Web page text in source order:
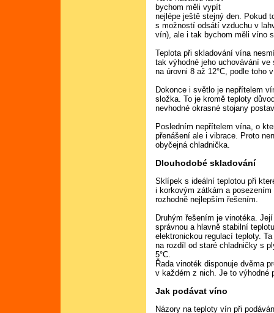
bychom měli vypít
nejlépe ještě stejný den. Pokud
s možností odsátí vzduchu v
vín), ale i tak bychom měli víno
Teplota při skladování vína
tak výhodné jeho uchovávání
na úrovni 8 až 12°C, podle toho
Dokonce i světlo je nepřítelem
složka. To je kromě teploty
nevhodné okrasné stojany
Posledním nepřítelem vína, o
přenášení ale i vibrace. Proto
obyčejná chladnička.
Dlouhodobé skladování
Sklípek s ideální teplotou při
i korkovým zátkám a
rozhodně nejlepším řešením.
Druhým řešením je vinotéka.
správnou a hlavně stabilní
elektronickou regulací teploty.
na rozdíl od staré chladničky s
5°C.
Řada vinoték disponuje dvěma
v každém z nich. Je to výhodné
Jak podávat víno
Názory na teploty vín při